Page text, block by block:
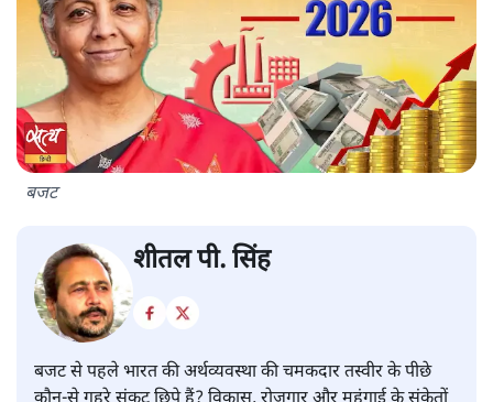
बजट
शीतल पी. सिंह
बजट से पहले भारत की अर्थव्यवस्था की चमकदार तस्वीर के पीछे